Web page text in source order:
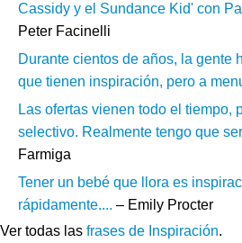
Cassidy y el Sundance Kid' con
Peter Facinelli
Durante cientos de años, la gente
que tienen inspiración, pero a
Las ofertas vienen todo el tiempo,
selectivo. Realmente tengo que
Farmiga
Tener un bebé que llora es
rápidamente.... – Emily Procter
Ver todas las frases de Inspiración.